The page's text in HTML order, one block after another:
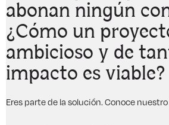
abonan ningún
¿Cómo un
ambicioso y de
impacto es viable?
Eres parte de la solución. Conoce nuestro